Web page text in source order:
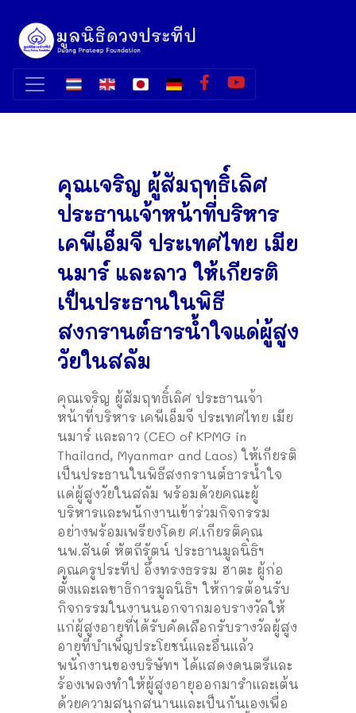
คุณเจริญ ผู้สัมฤทธิ์เลิศ
ประธานเจ้าหน้าที่บริหาร
เคพีเอ็มจี ประเทศไทย เมีย
นมาร์ และลาว ให้เกียรติ
เป็นประธานในพิธี
สงกรานต์ธารน้ำใจแด่ผู้สูง
วัยในสลัม
คุณเจริญ ผู้สัมฤทธิ์เลิศ ประธานเจ้า
หน้าที่บริหาร เคพีเอ็มจี ประเทศไทย เมีย
นมาร์ และลาว (CEO of KPMG in
Thailand, Myanmar and Laos) ให้เกียรติ
เป็นประธานในพิธีสงกรานต์ธารน้ำใจ
แด่ผู้สูงวัยในสลัม พร้อมด้วยคณะผู้
บริหารและพนักงานเข้าร่วมกิจกรรม
อย่างพร้อมเพรียงโดย ศ.เกียรติคุณ
นพ.สันต์ หัตถีรัตน์ ประธานมูลนิธิฯ
คุณครูประทีป อึ้งทรงธรรม ฮาตะ ผู้ก่อ
ตั้งและเลขาธิการมูลนิธิฯ ให้การต้อนรับ
กิจกรรมในงานนอกจากมอบรางวัลให้
แก่ผู้สูงอายุที่ได้รับคัดเลือกรับรางวัลผู้สูง
อายุที่บำเพ็ญประโยชน์และอื่นแล้ว
พนักงานของบริษัทฯ ได้แสดงดนตรีและ
ร้องเพลงทำให้ผู้สูงอายุออกมารำและเต้น
ด้วยความสนุกสนานและเป็นกันเองเพื่อ